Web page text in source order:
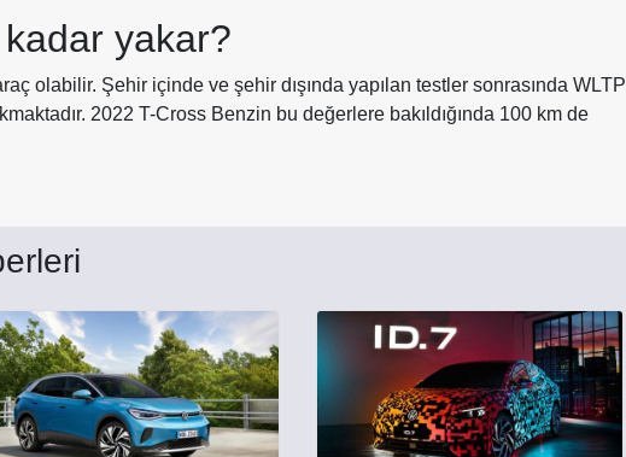
yakar?
olabilir. Şehir içinde ve şehir dışında yapılan testler sonrasında WLTP
2022 T-Cross Benzin bu değerlere bakıldığında 100 km de